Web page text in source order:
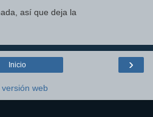
así que deja la
›
Inicio
versión web